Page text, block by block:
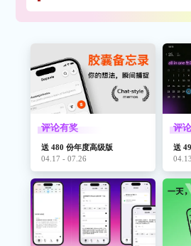
评论有奖
送 480 份年度高级版
04.17 - 07.26
评
送